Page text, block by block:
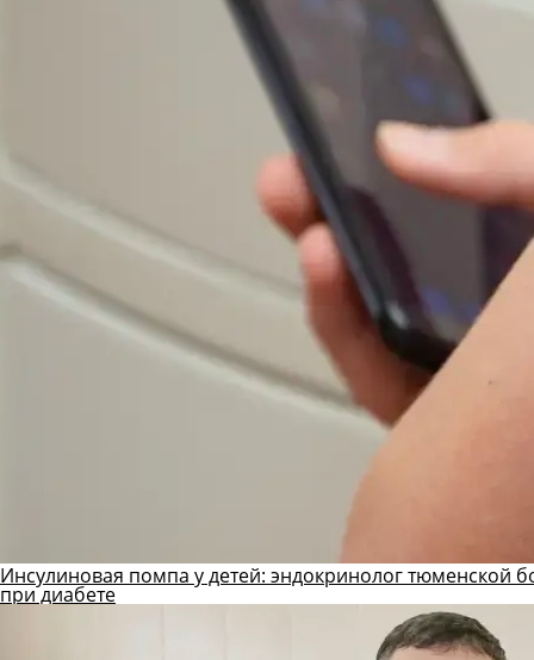
Инсулиновая помпа у детей: эндокринолог тюменской
при диабете